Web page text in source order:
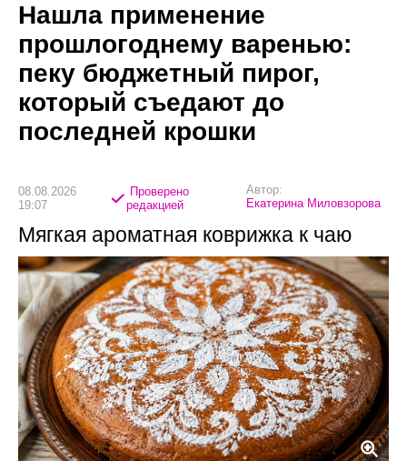
Нашла применение
прошлогоднему варенью:
пеку бюджетный пирог,
который съедают до
последней крошки
08.08.2026
19:07
Проверено
редакцией
Автор:
Екатерина Миловзорова
Мягкая ароматная коврижка к чаю